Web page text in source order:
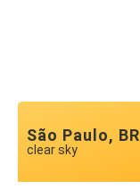
São Paulo, BR
clear sky